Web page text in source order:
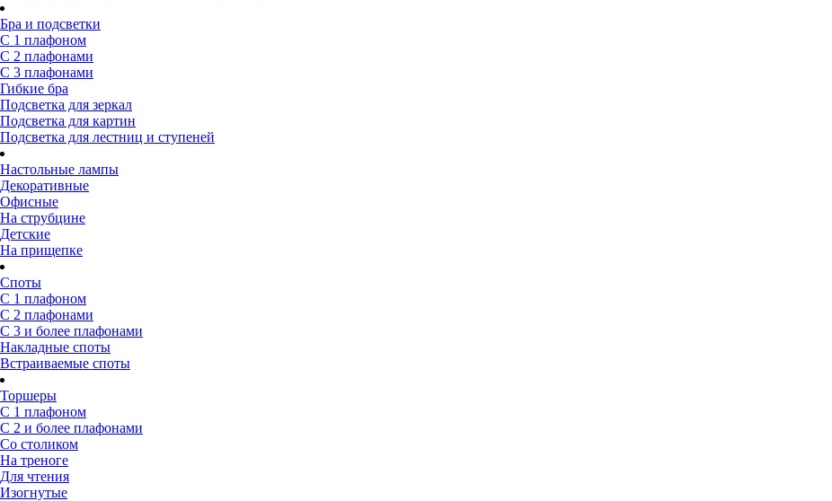
Бра и подсветки
С 1 плафоном
С 2 плафонами
С 3 плафонами
Гибкие бра
Подсветка для зеркал
Подсветка для картин
Подсветка для лестниц и ступеней
Настольные лампы
Декоративные
Офисные
На струбцине
Детские
На прищепке
Споты
С 1 плафоном
С 2 плафонами
С 3 и более плафонами
Накладные споты
Встраиваемые споты
Торшеры
С 1 плафоном
С 2 и более плафонами
Со столиком
На треноге
Для чтения
Изогнутые